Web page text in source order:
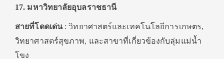
17. มหาวิทยาลัยอุบลราชธานี
สายที่โดดเด่น: วิทยาศาสตร์และเทคโนโลยีการเกษตร,
วิทยาศาสตร์สุขภาพ, และสาขาที่เกี่ยวข้องกับลุ่มแม่น้ำ
โขง